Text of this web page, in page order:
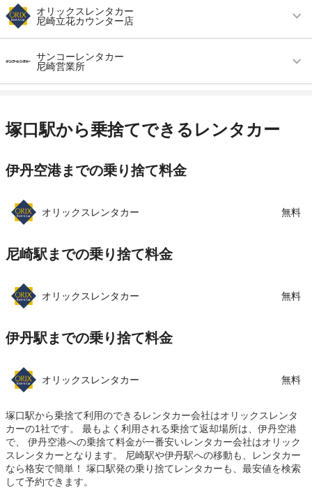
住所
尼崎市久々知１－３１－１０ エネオス山手幹線
尼崎ＳＳ内
この店舗でレンタカーを探す
営業時間 毎日 08:00 ～ 20:00
アクセス 塚口駅より徒歩で約5分（送迎なし）
尼崎市南塚口町２－１３－１６
オリックスレンタカー
尼崎立花カウンター店
毎日 08:00 ～ 20:00
アクセス 立花駅より徒歩で約10分（送迎なし）
店舗詳細 店舗詳細ページはこちら
サンコーレンタカー
尼崎営業所
アクセス 塚口駅より徒歩で約17分（送迎なし）
店舗詳細 店舗詳細ページはこちら
塚口駅から乗捨てできるレンタカー
伊丹空港までの乗り捨て料金
オリックスレンタカー 無料
尼崎駅までの乗り捨て料金
オリックスレンタカー 無料
伊丹駅までの乗り捨て料金
オリックスレンタカー 無料
塚口駅から乗捨て利用のできるレンタカー会社はオリックスレンタ
カーの1社です。 最もよく利用される乗捨て返却場所は、伊丹空港
で、 伊丹空港への乗捨て料金が一番安いレンタカー会社はオリック
スレンタカーとなります。 尼崎駅や伊丹駅への移動も、レンタカー
なら格安で簡単！ 塚口駅発の乗り捨てレンタカーも、最安値を検索
して予約できます。